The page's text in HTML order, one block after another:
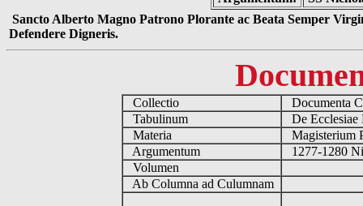
Sancto Alberto Magno Patrono Plorante ac Beata Semper
Defendere Digneris.
Collectio
Documenta
Tabulinum
De
Materia
Magisterium
Argumentum
1277-1280
Volumen
Ab Columna ad Culumnam